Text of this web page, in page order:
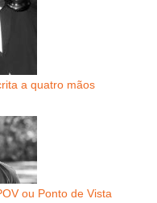
a quatro mãos
ou Ponto de Vista